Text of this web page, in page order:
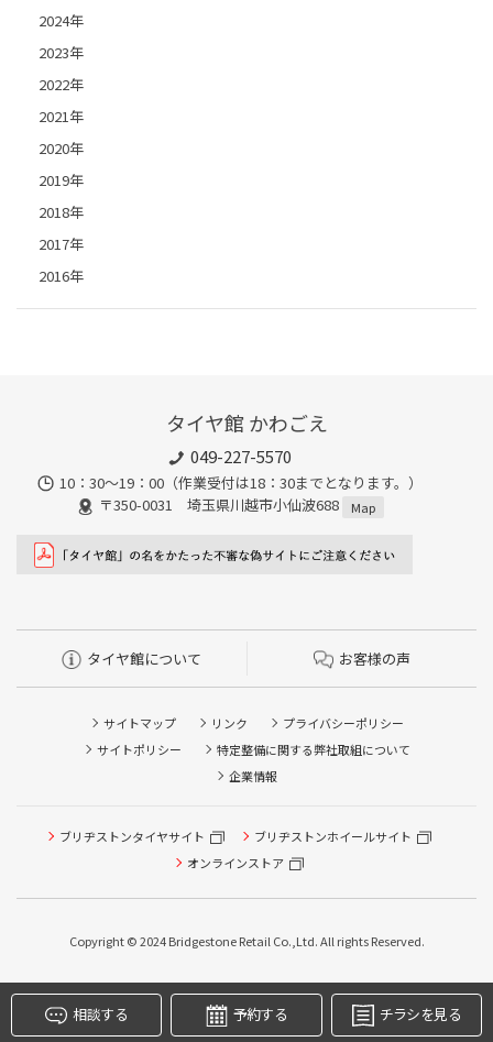
2024年
2023年
2022年
2021年
2020年
2019年
2018年
2017年
2016年
タイヤ館 かわごえ
049-227-5570
10：30～19：00（作業受付は18：30までとなります。）
〒350-0031 埼玉県川越市小仙波688
Map
タイヤ館について お客様の声
サイトマップ リンク
プライバシーポリシー
サイトポリシー
特定整備に関する弊社取組について
企業情報
ブリヂストンタイヤサイト
ブリヂストンホイールサイト
オンラインストア
Copyright © 2024 Bridgestone Retail Co.,Ltd. All rights Reserved.
相談する 予約する チラシを見る
タイヤ点検・安全点検/タイヤ履き替え/オイル交換/その他
ピット作業の予約
本日のタイヤ履き替え順番待ち予約 ※クローク契約会員の